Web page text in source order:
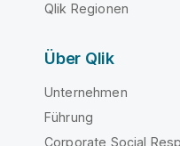
Qlik Regionen
Über Qlik
Unternehmen
Führung
Corporate Social